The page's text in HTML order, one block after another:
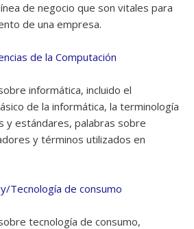
de negocio que son vitales para
de una empresa.
de la Computación
informática, incluido el
de la informática, la terminología
y estándares, palabras sobre
y términos utilizados en
Tecnología de consumo
tecnología de consumo,